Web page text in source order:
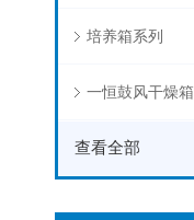
培养箱系列
一恒鼓风干燥箱
查看全部